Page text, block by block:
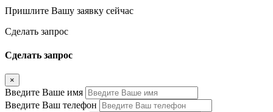
Пришлите Вашу заявку сейчас
Cделать запрос
Cделать запрос
×
Введите Ваше имя
Введите Ваш телефон